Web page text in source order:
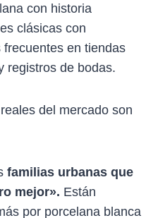
con historia
clásicas con
en tiendas
registros de bodas.
del mercado son
familias urbanas que
mejor». Están
por porcelana blanca